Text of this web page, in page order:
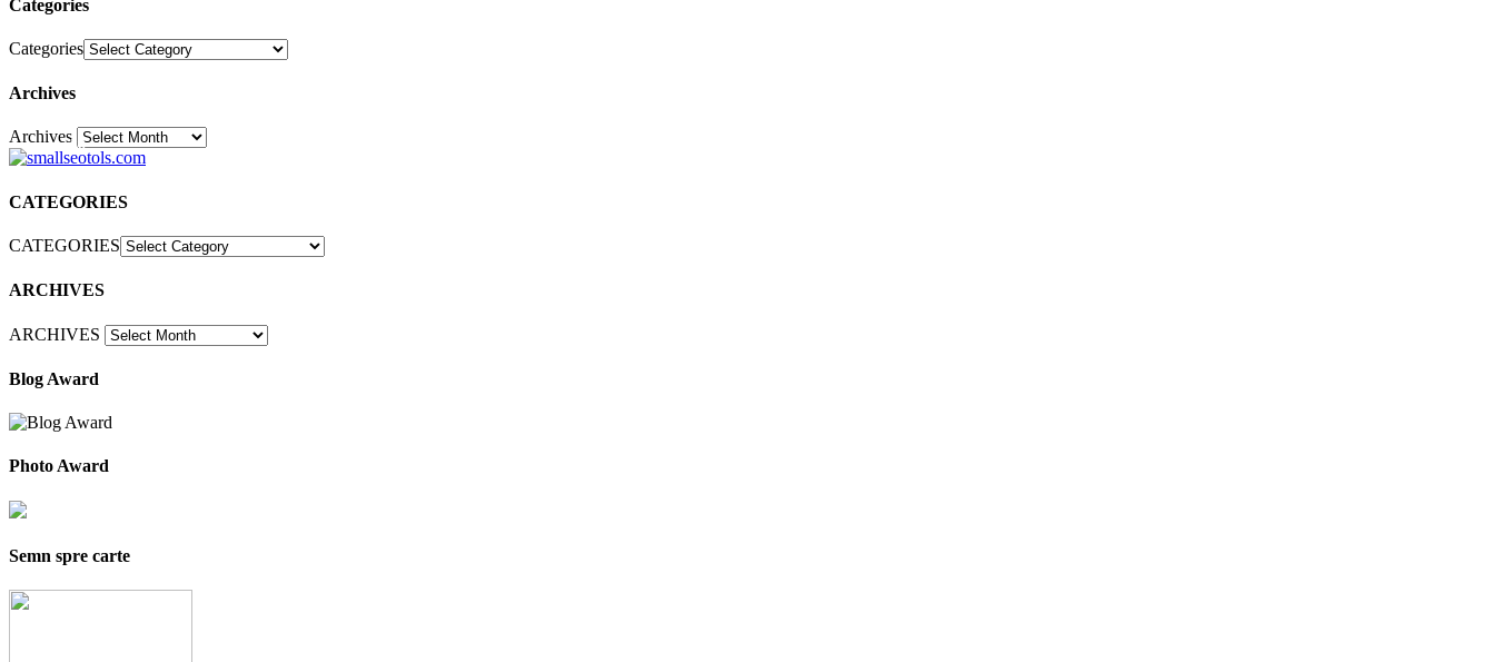
Categories
Categories
Archives
Archives30
CATEGORIES
CATEGORIES
ARCHIVES
ARCHIVES
Blog Award
Photo Award
Semn spre carte